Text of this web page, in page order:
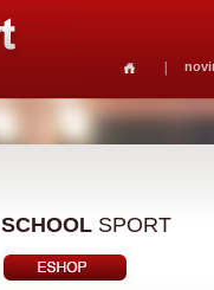
SCHOOL SPORT